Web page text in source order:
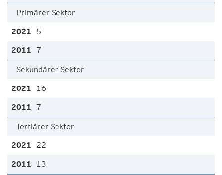
Primärer Sektor
5
7
Sekundärer Sektor
16
7
Tertiärer Sektor
22
13